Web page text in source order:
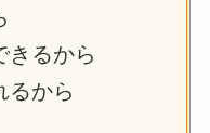
きるから
るから